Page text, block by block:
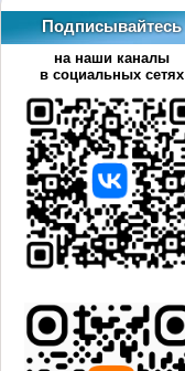
Подписывайтесь
на наши каналы
в социальных сетях